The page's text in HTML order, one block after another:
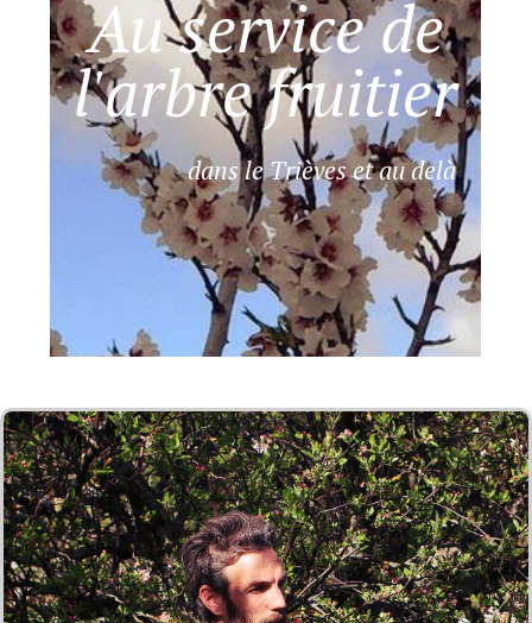
Au service de
l'arbre fruitier
dans le Trièves et au delà